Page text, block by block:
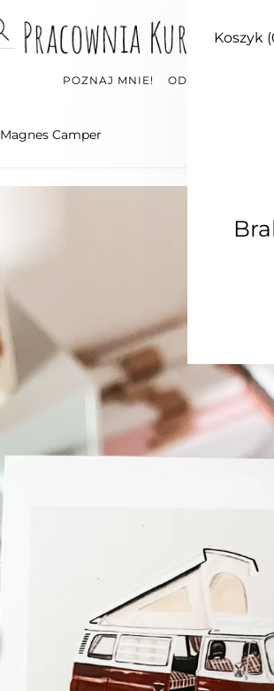
POZNAJ MNIE! ODEZWIJ SIĘ!
Koszyk
Magnes Camper